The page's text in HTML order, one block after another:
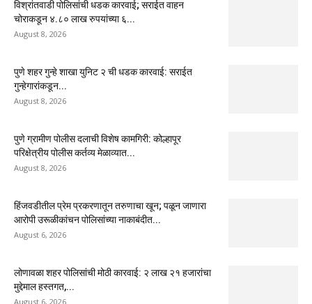
विश्रांतवाडी पोलिसांची धडक कारवाई; सराईत वाहन
चोराकडून ४.८० लाख रुपयांच्या ६...
August 8, 2026
पुणे शहर गुन्हे शाखा युनिट २ ची धडक कारवाई: सराईत
गुन्हेगारांकडून...
August 8, 2026
पुणे ग्रामीण पोलीस दलाची विशेष कामगिरी: कोल्हापूर
परिक्षेत्रीय पोलीस कर्तव्य मेळाव्यात...
August 8, 2026
हिंजवडीतील प्रेम प्रकरणातून तरुणाचा खून; पळून जाणारा
आरोपी उरूळीकांचन पोलिसांच्या नाकाबंदीत...
August 6, 2026
लोणावळा शहर पोलिसांची मोठी कारवाई: २ लाख २१ हजारांचा
मुद्देमाल हस्तगत,...
August 6, 2026